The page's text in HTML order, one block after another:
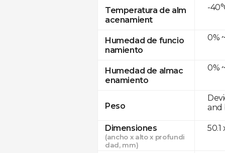
Temperatura de alm
acenamient
Humedad de funcio
namiento
Humedad de almac
enamiento
Peso
Dimensiones
(ancho x alto x profundi
dad, mm)
-
0%
0%
and
50.1